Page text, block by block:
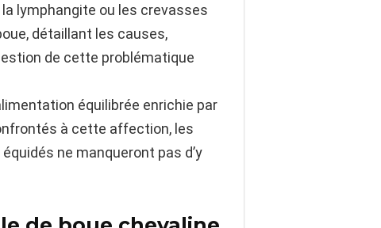
lymphangite ou les crevasses
détaillant les causes,
de cette problématique
équilibrée enrichie par
à cette affection, les
ne manqueront pas d’y